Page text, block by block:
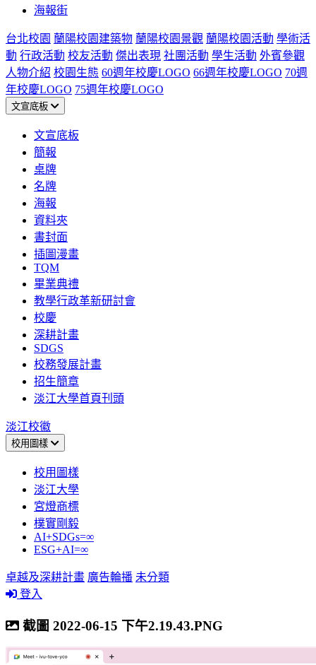
海報街
台北校園 蘭陽校園建築物 蘭陽校園景觀 蘭陽校園活動 學術活
動 行政活動 校友活動 傑出表現 社團活動 學生活動 外賓參觀
人物介紹 校園生態 60週年校慶LOGO 66週年校慶LOGO 70週
年校慶LOGO 75週年校慶LOGO
文宣底板
文宣底板
簡報
桌牌
名牌
海報
資料夾
書封面
插圖漫畫
TQM
畢業典禮
教學行政革新研討會
校慶
深耕計畫
SDGS
校務發展計畫
招生簡章
淡江大學首頁刊頭
淡江校徽
校用圖樣
校用圖樣
淡江大學
宮燈商標
樸實剛毅
AI+SDGs=∞
ESG+AI=∞
卓越及深耕計畫 廣告輪播 未分類
登入
截圖 2022-06-15 下午2.19.43.PNG